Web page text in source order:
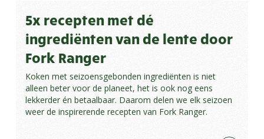
5x recepten met dé
ingrediënten van de lente door
Fork Ranger
Koken met seizoensgebonden ingrediënten is niet
alleen beter voor de planeet, het is ook nog eens
lekkerder én betaalbaar. Daarom delen we elk seizoen
weer de inspirerende recepten van Fork Ranger.